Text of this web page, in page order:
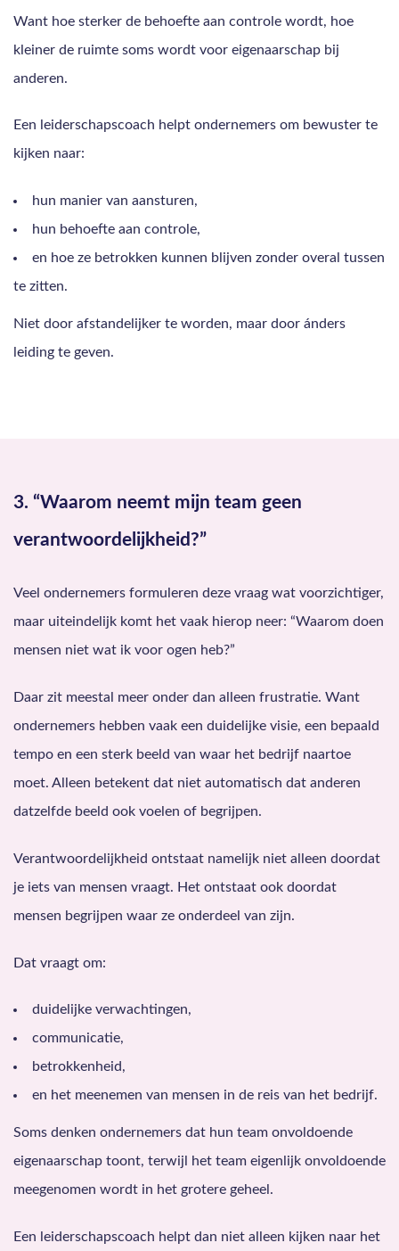
Want hoe sterker de behoefte aan controle wordt, hoe
kleiner de ruimte soms wordt voor eigenaarschap bij
anderen.
Een leiderschapscoach helpt ondernemers om bewuster te
kijken naar:
hun manier van aansturen,
hun behoefte aan controle,
en hoe ze betrokken kunnen blijven zonder overal tussen
te zitten.
Niet door afstandelijker te worden, maar door ánders
leiding te geven.
3. “Waarom neemt mijn team geen
verantwoordelijkheid?”
Veel ondernemers formuleren deze vraag wat voorzichtiger,
maar uiteindelijk komt het vaak hierop neer: “Waarom doen
mensen niet wat ik voor ogen heb?”
Daar zit meestal meer onder dan alleen frustratie. Want
ondernemers hebben vaak een duidelijke visie, een bepaald
tempo en een sterk beeld van waar het bedrijf naartoe
moet. Alleen betekent dat niet automatisch dat anderen
datzelfde beeld ook voelen of begrijpen.
Verantwoordelijkheid ontstaat namelijk niet alleen doordat
je iets van mensen vraagt. Het ontstaat ook doordat
mensen begrijpen waar ze onderdeel van zijn.
Dat vraagt om:
duidelijke verwachtingen,
communicatie,
betrokkenheid,
en het meenemen van mensen in de reis van het bedrijf.
Soms denken ondernemers dat hun team onvoldoende
eigenaarschap toont, terwijl het team eigenlijk onvoldoende
meegenomen wordt in het grotere geheel.
Een leiderschapscoach helpt dan niet alleen kijken naar het